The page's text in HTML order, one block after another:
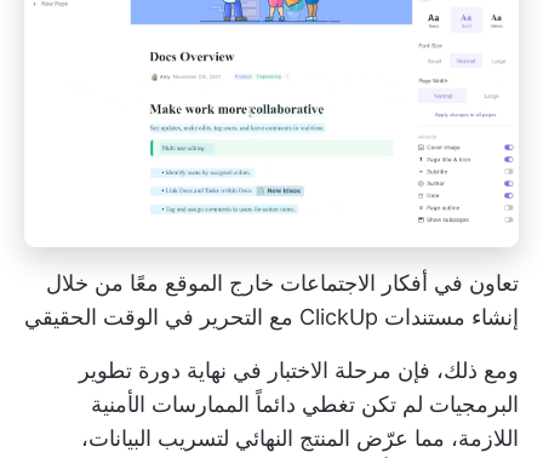
تعاون في أفكار الاجتماعات خارج الموقع معًا من خلال
إنشاء مستندات ClickUp مع التحرير في الوقت الحقيقي
ومع ذلك، فإن مرحلة الاختبار في نهاية دورة تطوير
البرمجيات لم تكن تغطي دائماً الممارسات الأمنية
اللازمة، مما عرّض المنتج النهائي لتسريب البيانات،